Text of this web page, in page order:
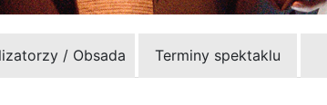
/ Obsada Terminy spektaklu